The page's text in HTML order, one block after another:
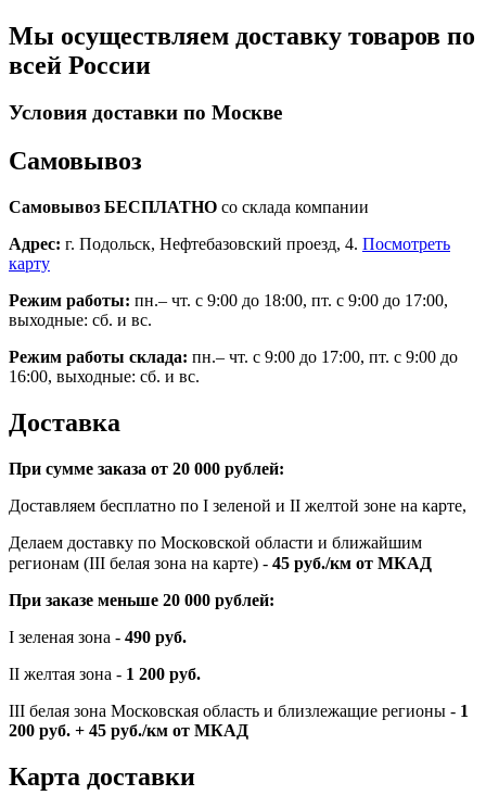
Мы осуществляем доставку товаров по
всей России
Условия доставки по Москве
Самовывоз
Самовывоз БЕСПЛАТНО со склада компании
Адрес: г. Подольск, Нефтебазовский проезд, 4. Посмотреть
карту
Режим работы: пн.– чт. с 9:00 до 18:00, пт. с 9:00 до 17:00,
выходные: сб. и вс.
Режим работы склада: пн.– чт. с 9:00 до 17:00, пт. с 9:00 до
16:00, выходные: сб. и вс.
Доставка
При сумме заказа от 20 000 рублей:
Доставляем бесплатно по I зеленой и II желтой зоне на карте,
Делаем доставку по Московской области и ближайшим
регионам (III белая зона на карте) - 45 руб./км от МКАД
При заказе меньше 20 000 рублей:
I зеленая зона - 490 руб.
II желтая зона - 1 200 руб.
III белая зона Московская область и близлежащие регионы - 1
200 руб. + 45 руб./км от МКАД
Карта доставки